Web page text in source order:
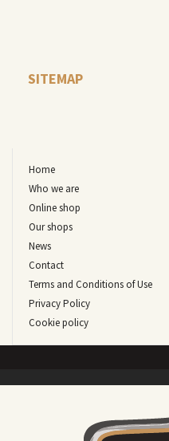
SITEMAP
Home
Who we are
Online shop
Our shops
News
Contact
Terms and Conditions of Use
Privacy Policy
Cookie policy